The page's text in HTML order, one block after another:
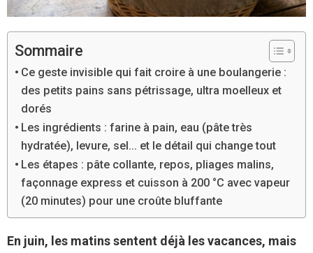
Sommaire
Ce geste invisible qui fait croire à une boulangerie :
des petits pains sans pétrissage, ultra moelleux et
dorés
Les ingrédients : farine à pain, eau (pâte très
hydratée), levure, sel… et le détail qui change tout
Les étapes : pâte collante, repos, pliages malins,
façonnage express et cuisson à 200 °C avec vapeur
(20 minutes) pour une croûte bluffante
En juin, les matins sentent déjà les vacances, mais